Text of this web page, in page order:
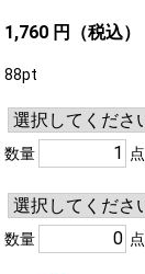
1,760 円（税込）
88pt
数量 点
数量 点